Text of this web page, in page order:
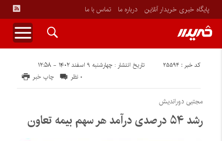
پایگاه خبری خریدار آنلاین درباره ما تماس با ما
کد خبر : ۲۵۵۹۴
تاریخ انتشار : چهارشنبه ۹ اسفند ۱۴۰۲ - ۱۲:۵۸
چاپ خبر
۰ نظر
مجتبی دوراندیش
رشد ۵۴ درصدی درآمد هر سهم بیمه تعاون